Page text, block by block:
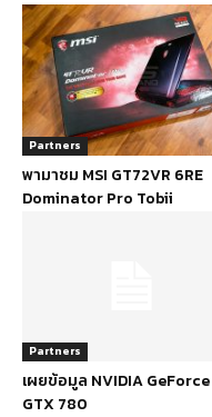
Partners
พามาชม MSI GT72VR 6RE
Dominator Pro Tobii
Partners
เผยข้อมูล NVIDIA GeForce
GTX 780